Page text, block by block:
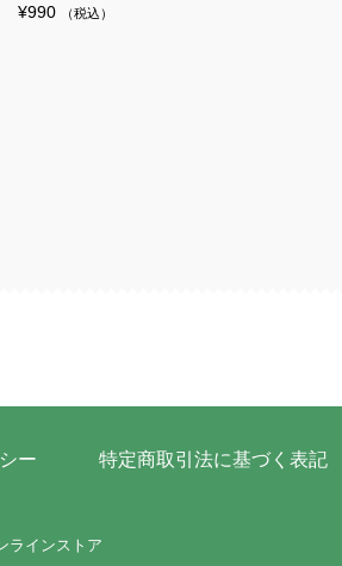
¥990 （税込）
ー 特定商取引法に基づく表記
ラインストア